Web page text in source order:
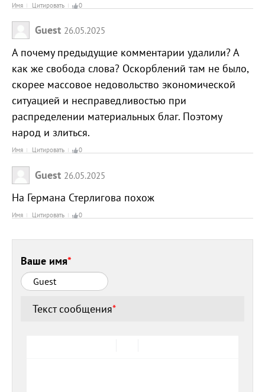
Имя Цитировать 0
Guest 26.05.2025
А почему предыдущие комментарии удалили? А
как же свобода слова? Оскорблений там не было,
скорее массовое недовольство экономической
ситуацией и несправедливостью при
распределении материальных благ. Поэтому
народ и злиться.
Имя Цитировать 0
Guest 26.05.2025
На Германа Стерлигова похож
Имя Цитировать 0
Ваше имя*
Текст сообщения*